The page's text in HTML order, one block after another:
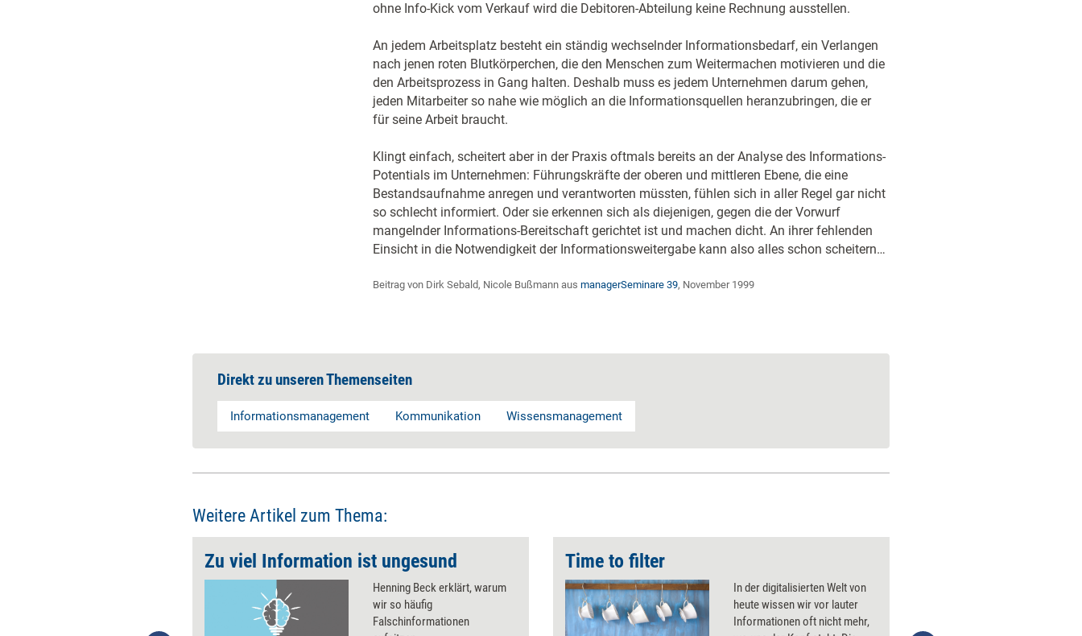
ohne Info-Kick vom Verkauf wird die Debitoren-Abteilung keine Rechnung ausstellen.
An jedem Arbeitsplatz besteht ein ständig wechselnder Informationsbedarf, ein Verlangen
nach jenen roten Blutkörperchen, die den Menschen zum Weitermachen motivieren und die
den Arbeitsprozess in Gang halten. Deshalb muss es jedem Unternehmen darum gehen,
jeden Mitarbeiter so nahe wie möglich an die Informationsquellen heranzubringen, die er
für seine Arbeit braucht.
Klingt einfach, scheitert aber in der Praxis oftmals bereits an der Analyse des Informations-
Potentials im Unternehmen: Führungskräfte der oberen und mittleren Ebene, die eine
Bestandsaufnahme anregen und verantworten müssten, fühlen sich in aller Regel gar nicht
so schlecht informiert. Oder sie erkennen sich als diejenigen, gegen die der Vorwurf
mangelnder Informations-Bereitschaft gerichtet ist und machen dicht. An ihrer fehlenden
Einsicht in die Notwendigkeit der Informationsweitergabe kann also alles schon scheitern…
Beitrag von Dirk Sebald, Nicole Bußmann aus managerSeminare 39, November 1999
Direkt zu unseren Themenseiten
Informationsmanagement Kommunikation Wissensmanagement
Weitere Artikel zum Thema:
Zu viel Information ist ungesund
Henning Beck erklärt, warum
wir so häufig
Falschinformationen
Time to filter
In der digitalisierten Welt von
heute wissen wir vor lauter
Informationen oft nicht mehr,